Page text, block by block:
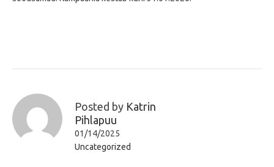
Posted by Katrin
Pihlapuu
01/14/2025
Uncategorized